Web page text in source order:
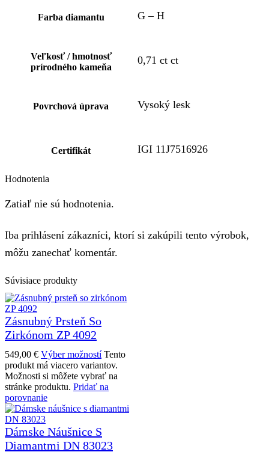
Farba diamantu G – H
Veľkosť / hmotnosť
prírodného kameňa
0,71 ct ct
Povrchová úprava Vysoký lesk
Certifikát IGI 11J7516926
Hodnotenia
Zatiaľ nie sú hodnotenia.
Iba prihlásení zákazníci, ktorí si zakúpili tento výrobok,
môžu zanechať komentár.
Súvisiace produkty
Zásnubný Prsteň So
Zirkónom ZP 4092
549,00 € Výber možností Tento
produkt má viacero variantov.
Možnosti si môžete vybrať na
stránke produktu. Pridať na
porovnanie
Dámske Náušnice S
Diamantmi DN 83023